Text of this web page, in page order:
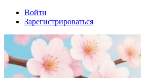
Войти
Зарегистрироваться